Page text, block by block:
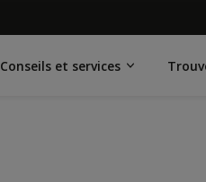
Conseils et services